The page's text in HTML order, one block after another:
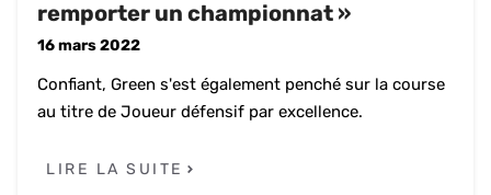
remporter un championnat »
16 mars 2022
Confiant, Green s'est également penché sur la course
au titre de Joueur défensif par excellence.
LIRE LA SUITE